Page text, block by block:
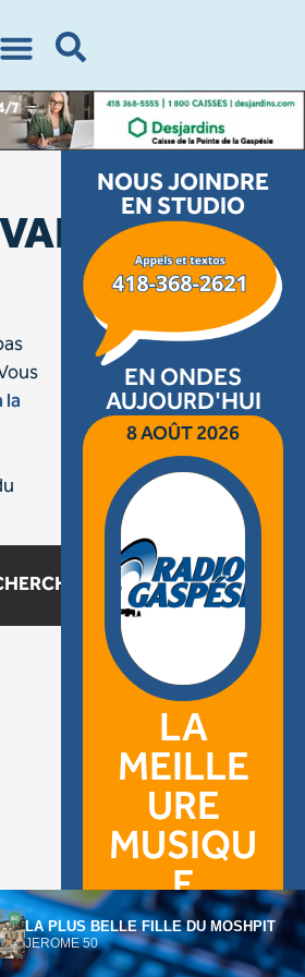
LA PLUS BELLE FILLE DU MOSHPIT
JEROME 50